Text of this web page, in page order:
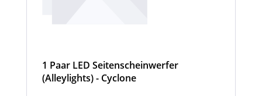
1 Paar LED Seitenscheinwerfer
(Alleylights) - Cyclone